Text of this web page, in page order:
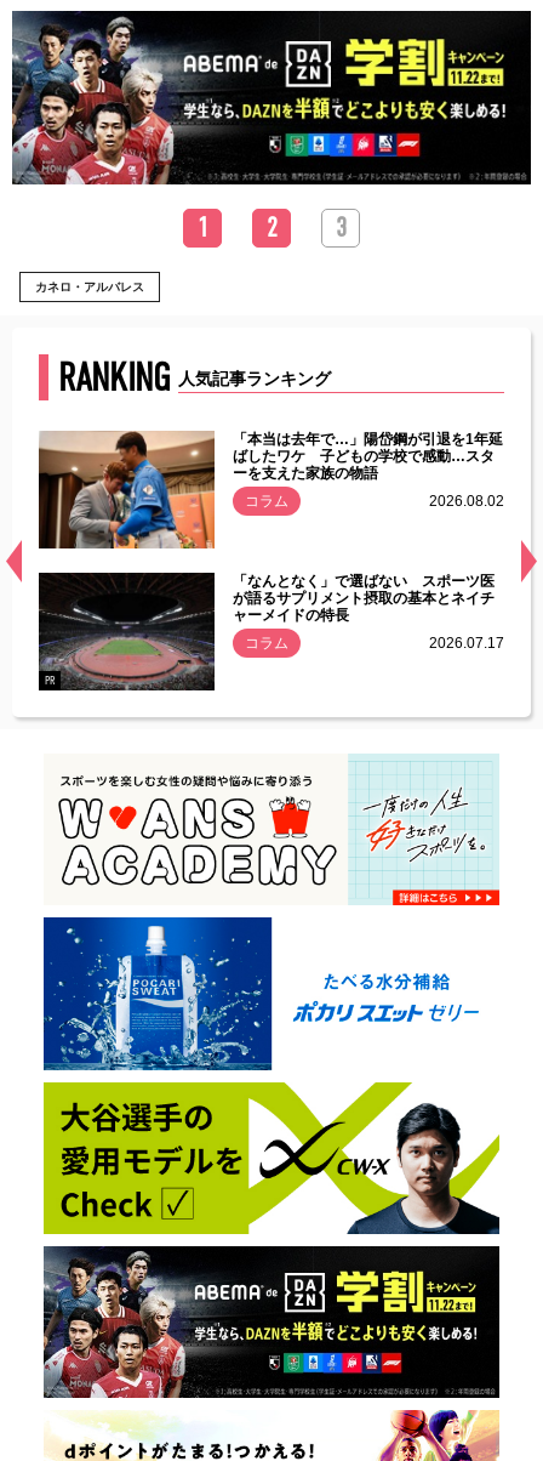
1 2 3
カネロ・アルバレス
RANKING 人気記事ランキング
常
「本当は去年で…」陽岱鋼が引退を1年延
ばしたワケ 子どもの学校で感動…スタ
ーを支えた家族の物語
コラム
2026.08.02
PR
「なんとなく」で選ばない スポーツ医
が語るサプリメント摂取の基本とネイチ
ャーメイドの特長
コラム
2026.07.17